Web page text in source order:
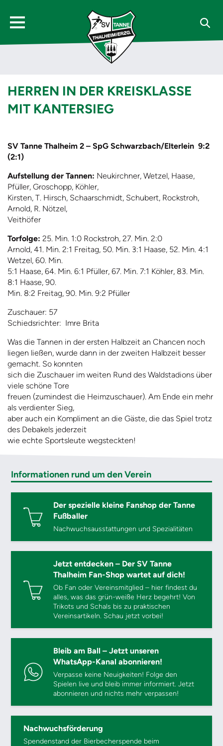
HERREN IN DER KREISKLASSE
MIT KANTERSIEG
SV Tanne Thalheim 2 – SpG Schwarzbach/Elterlein 9:2
(2:1)
Aufstellung der Tannen: Neukirchner, Wetzel, Haase,
Pfüller, Groschopp, Köhler,
Kirsten, T. Hirsch, Schaarschmidt, Schubert, Rockstroh,
Arnold, R. Nötzel,
Veithöfer
Torfolge: 25. Min. 1:0 Rockstroh, 27. Min. 2:0
Arnold, 41. Min. 2:1 Freitag, 50. Min. 3:1 Haase, 52. Min. 4:1
Wetzel, 60. Min.
5:1 Haase, 64. Min. 6:1 Pfüller, 67. Min. 7:1 Köhler, 83. Min.
8:1 Haase, 90.
Min. 8:2 Freitag, 90. Min. 9:2 Pfüller
Zuschauer: 57
Schiedsrichter: Imre Brita
Was die Tannen in der ersten Halbzeit an Chancen noch
liegen ließen, wurde dann in der zweiten Halbzeit besser
gemacht. So konnten
sich die Zuschauer im weiten Rund des Waldstadions über
viele schöne Tore
freuen (zumindest die Heimzuschauer). Am Ende ein mehr
als verdienter Sieg,
aber auch ein Kompliment an die Gäste, die das Spiel trotz
des Debakels jederzeit
wie echte Sportsleute wegsteckten!
Informationen rund um den Verein
Der spezielle kleine Fanshop der Tanne
Fußballer
Nachwuchsausstattungen und Spezialitäten
Jetzt entdecken – Der SV Tanne
Thalheim Fan-Shop wartet auf dich!
Ob Fan oder Vereinsmitglied – hier findest du
alles, was das grün-weiße Herz begehrt! Von
Trikots und Schals bis zu praktischen
Vereinsartikeln. Schau jetzt vorbei!
Bleib am Ball – Jetzt unseren
WhatsApp-Kanal abonnieren!
Verpasse keine Neuigkeiten! Folge den
Spielen live und bleib immer informiert. Jetzt
abonnieren und nichts mehr verpassen!
Nachwuchsförderung
Spendenstand der Bierbecherspende beim